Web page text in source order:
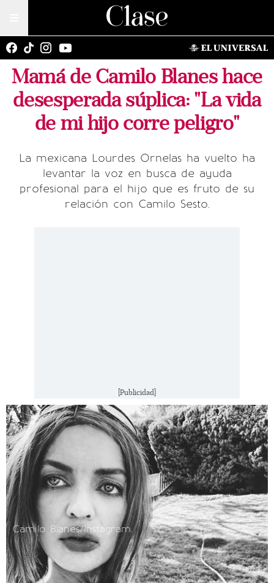
Mamá de Camilo Blanes hace
desesperada súplica: "La vida
de mi hijo corre peligro"
La mexicana Lourdes Ornelas ha vuelto ha
levantar la voz en busca de ayuda
profesional para el hijo que es fruto de su
relación con Camilo Sesto.
[Publicidad]
Camilo Blanes/Instagram.